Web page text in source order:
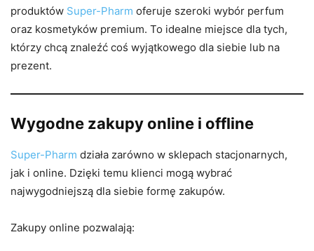
produktów Super-Pharm oferuje szeroki wybór perfum
oraz kosmetyków premium. To idealne miejsce dla tych,
którzy chcą znaleźć coś wyjątkowego dla siebie lub na
prezent.
Wygodne zakupy online i offline
Super-Pharm działa zarówno w sklepach stacjonarnych,
jak i online. Dzięki temu klienci mogą wybrać
najwygodniejszą dla siebie formę zakupów.
Zakupy online pozwalają: